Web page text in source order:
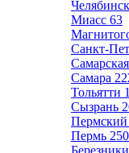
Челябинск
Миасс 63
Санкт-
Самара
Тольятти
Сызрань
Пермский
Пермь 250
Березники